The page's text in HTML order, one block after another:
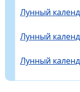
Лунный
Лунный
Лунный